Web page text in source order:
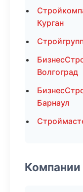
Курган
Волгоград
Барнаул
Компании